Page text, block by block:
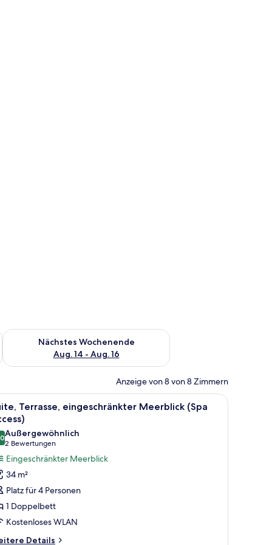
Aug. 7 - Aug. 9.
Nächstes Wochenende
Aug. 14 - Aug. 16
Überprüfe die Verfügbarkeit für nächstes Wochenende, Aug.
Anzeige von 8 von 8 Zimmern
ins Freie.
blauem Himmel. Suite, Terrasse, eingeschränkter Meerblick
7
Terrasse, eingeschränkter Meerblick (Spa
von 10
Außergewöhnlich
2 Bewertungen
(2
Bewertungen)
Eingeschränkter Meerblick
34 m²
Platz für 4 Personen
1 Doppelbett
Kostenloses WLAN
Details